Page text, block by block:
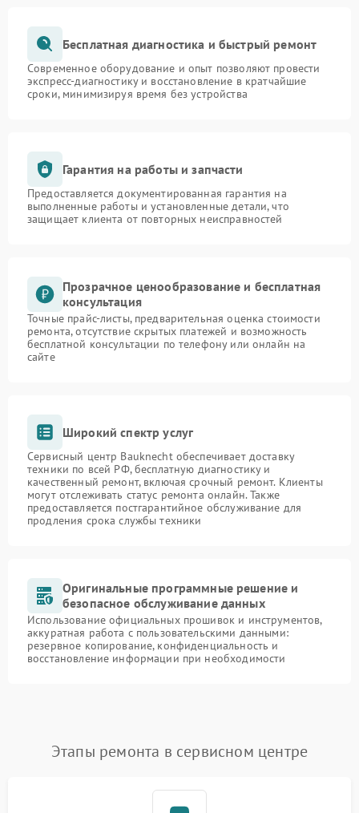
Бесплатная диагностика и быстрый ремонт
Современное оборудование и опыт позволяют провести
экспресс-диагностику и восстановление в кратчайшие
сроки, минимизируя время без устройства
Гарантия на работы и запчасти
Предоставляется документированная гарантия на
выполненные работы и установленные детали, что
защищает клиента от повторных неисправностей
Прозрачное ценообразование и бесплатная
консультация
Точные прайс-листы, предварительная оценка стоимости
ремонта, отсутствие скрытых платежей и возможность
бесплатной консультации по телефону или онлайн на
сайте
Широкий спектр услуг
Сервисный центр Bauknecht обеспечивает доставку
техники по всей РФ, бесплатную диагностику и
качественный ремонт, включая срочный ремонт. Клиенты
могут отслеживать статус ремонта онлайн. Также
предоставляется постгарантийное обслуживание для
продления срока службы техники
Оригинальные программные решение и
безопасное обслуживание данных
Использование официальных прошивок и инструментов,
аккуратная работа с пользовательскими данными:
резервное копирование, конфиденциальность и
восстановление информации при необходимости
Этапы ремонта в сервисном центре